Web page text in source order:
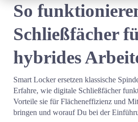
So
Schließfächer
hybrides
Smart Locker ersetzen klassische
Erfahre, wie digitale Schließfächer
Vorteile sie für Flächeneffizienz und
bringen und worauf Du bei der